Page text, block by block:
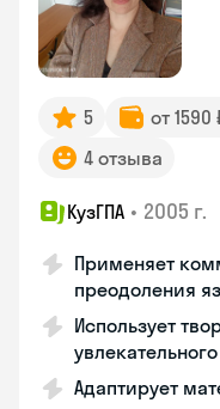
5 от
4 отзыва
КузГПА • 2005 г.
Применяет
преодоления
Использует
Адаптирует